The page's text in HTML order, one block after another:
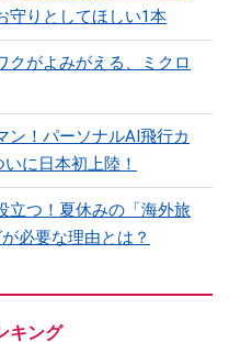
守りとしてほしい1本
クがよみがえる、ミクロ
ン！パーソナルAI飛行カ
に日本初上陸！
立つ！夏休みの「海外旅
必要な理由とは？